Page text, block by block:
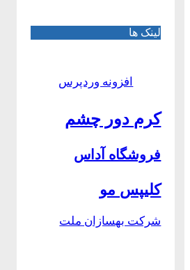
لینک ها
افزونه وردپرس
کرم دور چشم
فروشگاه آداس
کلیپس مو
شرکت بهسازان ملت